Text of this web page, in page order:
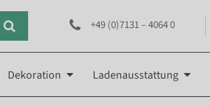
+49 (0)7131 – 4064 0
Dekoration Ladenausstattung